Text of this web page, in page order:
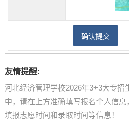
友情提醒:
河北经济管理学校2026年3+3大专招
中，请在上方准确填写报名个人信
填报志愿时间和录取时间等信息！